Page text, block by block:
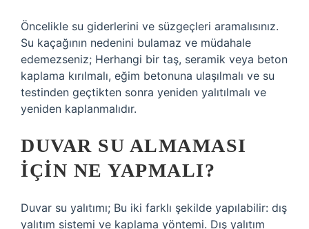
Öncelikle su giderlerini ve süzgeçleri aramalısınız.
Su kaçağının nedenini bulamaz ve müdahale
edemezseniz; Herhangi bir taş, seramik veya beton
kaplama kırılmalı, eğim betonuna ulaşılmalı ve su
testinden geçtikten sonra yeniden yalıtılmalı ve
yeniden kaplanmalıdır.
DUVAR SU ALMAMASI
IÇIN NE YAPMALI?
Duvar su yalıtımı; Bu iki farklı şekilde yapılabilir: dış
yalıtım sistemi ve kaplama yöntemi. Dış yalıtım